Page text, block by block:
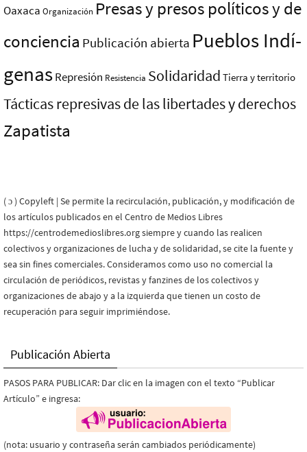
Oaxaca Organización Presas y presos polí­ticos y de
conciencia Publicación abierta Pueblos Indí­
genasRepresión Resistencia Solidaridad Tierra y territorio
Tácticas represivas de las libertades y derechos
Zapatista
( ɔ ) Copyleft | Se permite la recirculación, publicación, y modificación de
los artículos publicados en el Centro de Medios Libres
https://centrodemedioslibres.org siempre y cuando las realicen
colectivos y organizaciones de lucha y de solidaridad, se cite la fuente y
sea sin fines comerciales. Consideramos como uso no comercial la
circulación de periódicos, revistas y fanzines de los colectivos y
organizaciones de abajo y a la izquierda que tienen un costo de
recuperación para seguir imprimiéndose.
Publicación Abierta
PASOS PARA PUBLICAR: Dar clic en la imagen con el texto “Publicar
Artículo” e ingresa:
(nota: usuario y contraseña serán cambiados periódicamente)